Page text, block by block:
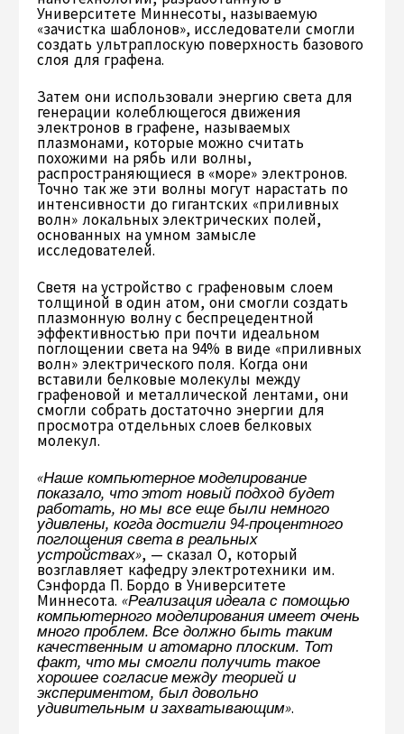
Университете Миннесоты, называемую
«зачистка шаблонов», исследователи смогли
создать ультраплоскую поверхность базового
слоя для графена.
Затем они использовали энергию света для
генерации колеблющегося движения
электронов в графене, называемых
плазмонами, которые можно считать
похожими на рябь или волны,
распространяющиеся в «море» электронов.
Точно так же эти волны могут нарастать по
интенсивности до гигантских «приливных
волн» локальных электрических полей,
основанных на умном замысле
исследователей.
Светя на устройство с графеновым слоем
толщиной в один атом, они смогли создать
плазмонную волну с беспрецедентной
эффективностью при почти идеальном
поглощении света на 94% в виде «приливных
волн» электрического поля. Когда они
вставили белковые молекулы между
графеновой и металлической лентами, они
смогли собрать достаточно энергии для
просмотра отдельных слоев белковых
молекул.
«Наше компьютерное моделирование
показало, что этот новый подход будет
работать, но мы все еще были немного
удивлены, когда достигли 94-процентного
поглощения света в реальных
устройствах», — сказал О, который
возглавляет кафедру электротехники им.
Сэнфорда П. Бордо в Университете
Миннесота. «Реализация идеала с помощью
компьютерного моделирования имеет очень
много проблем. Все должно быть таким
качественным и атомарно плоским. Тот
факт, что мы смогли получить такое
хорошее согласие между теорией и
экспериментом, был довольно
удивительным и захватывающим».